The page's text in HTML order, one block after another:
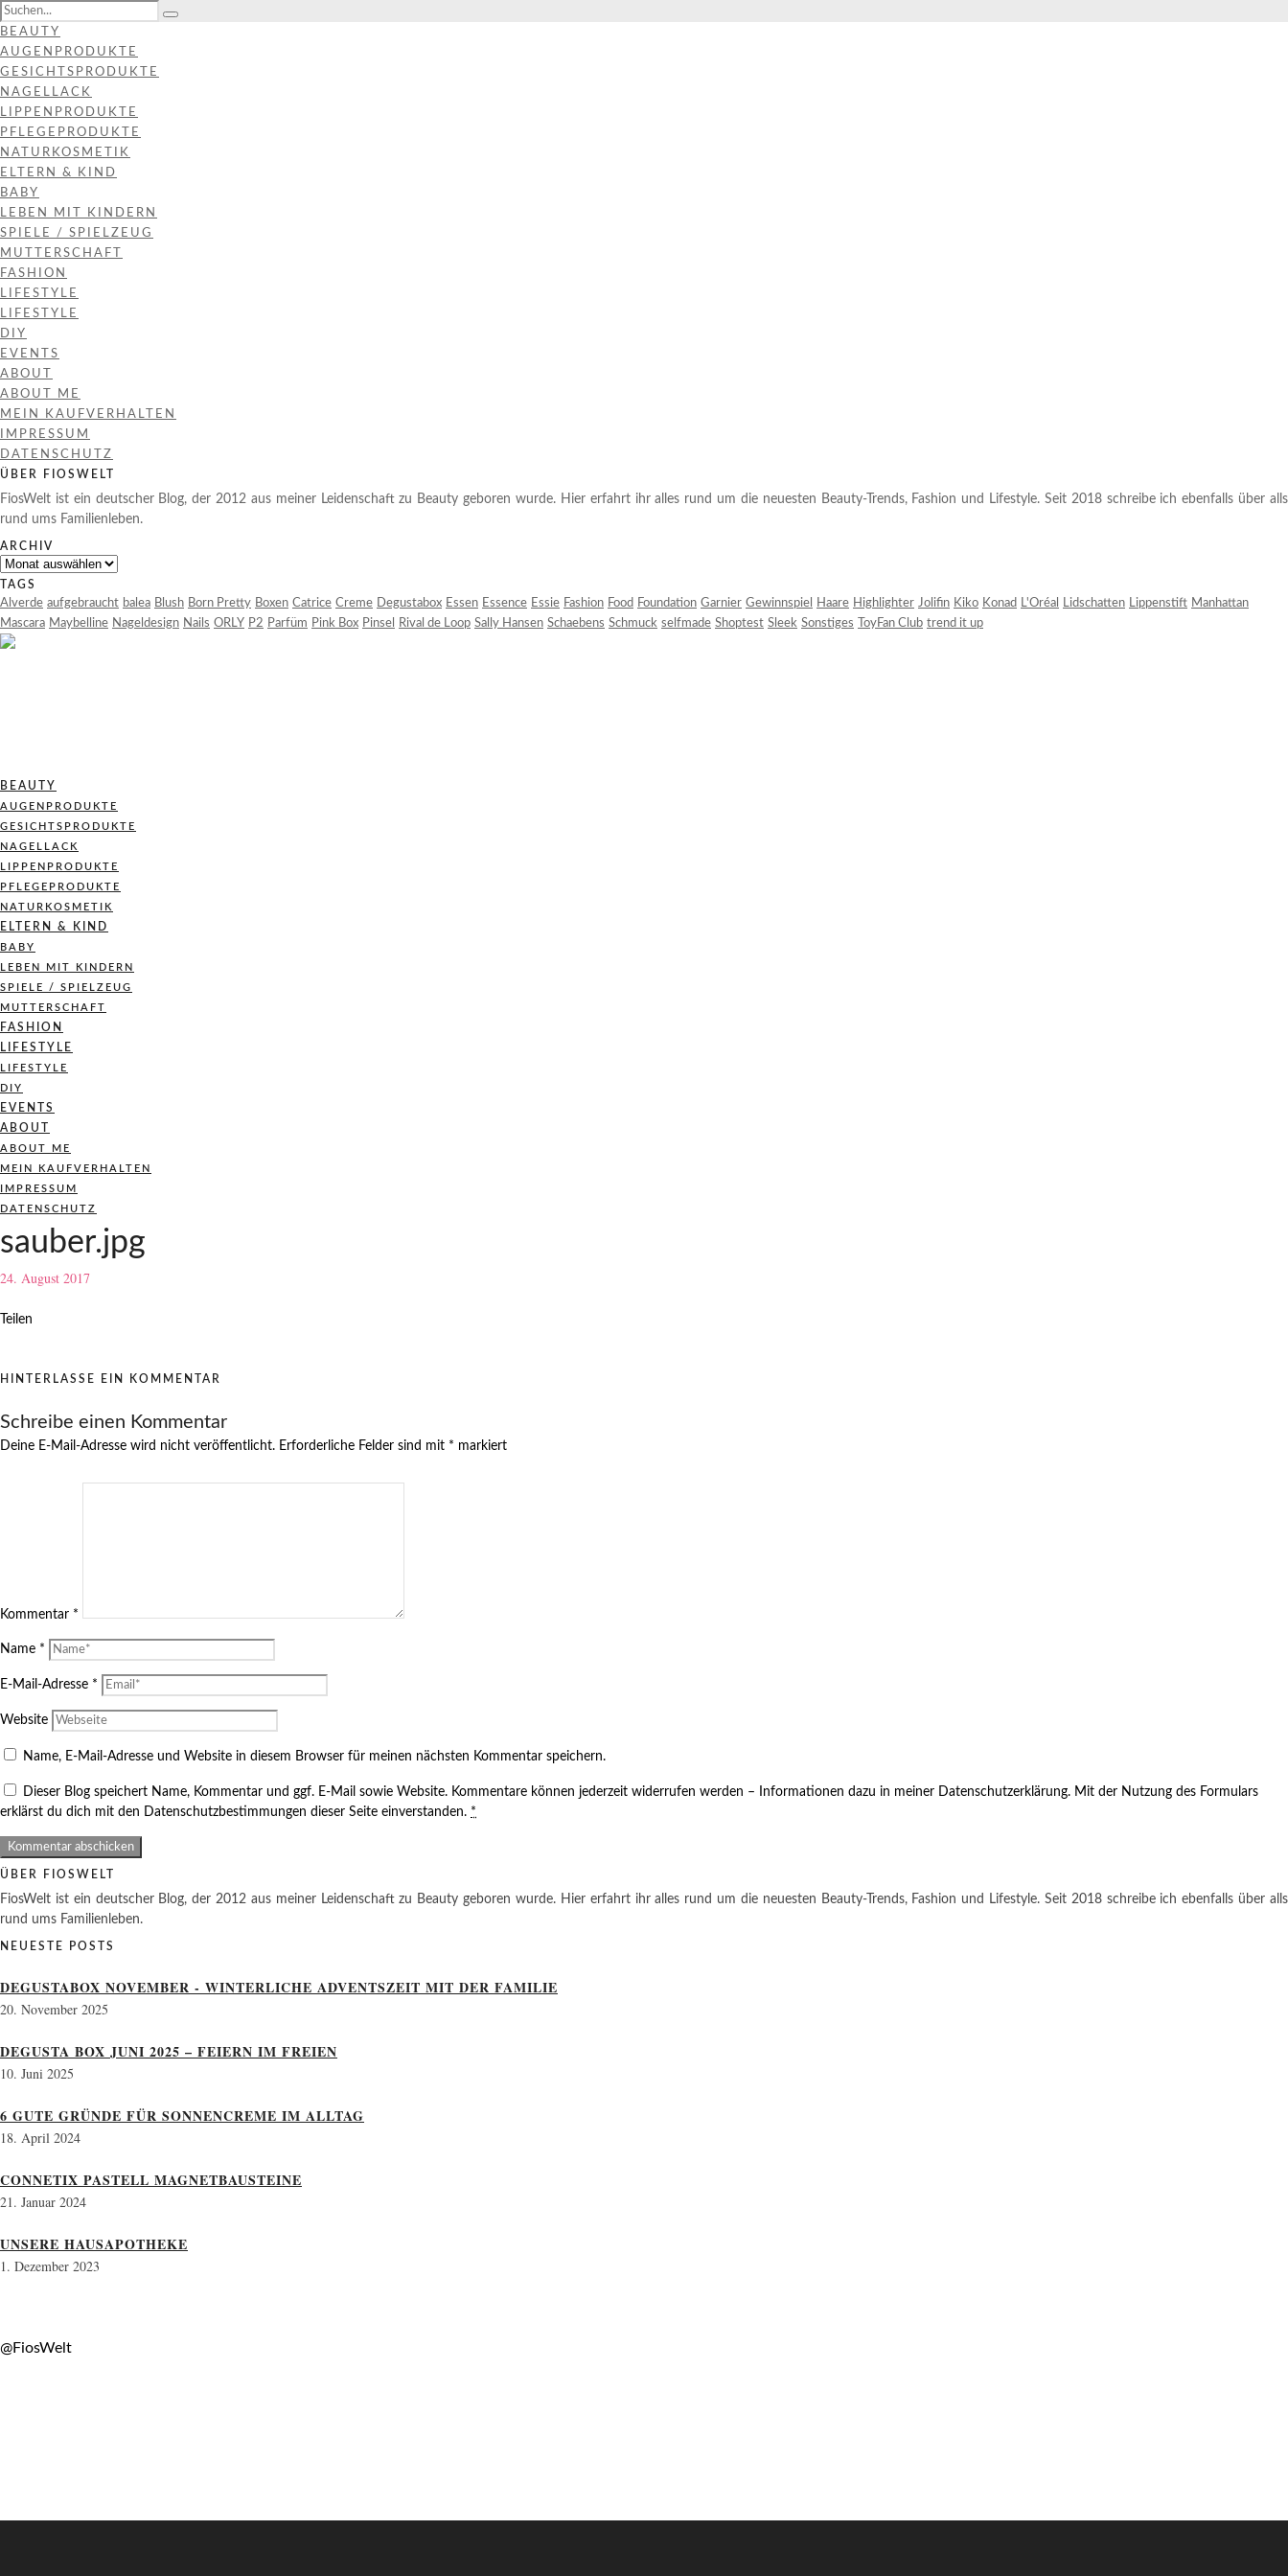
BEAUTY
AUGENPRODUKTE
GESICHTSPRODUKTE
NAGELLACK
LIPPENPRODUKTE
PFLEGEPRODUKTE
NATURKOSMETIK
ELTERN & KIND
BABY
LEBEN MIT KINDERN
SPIELE / SPIELZEUG
MUTTERSCHAFT
FASHION
LIFESTYLE
LIFESTYLE
DIY
EVENTS
ABOUT
ABOUT ME
MEIN KAUFVERHALTEN
IMPRESSUM
DATENSCHUTZ
ÜBER FIOSWELT
FiosWelt ist ein deutscher Blog, der 2012 aus meiner Leidenschaft zu Beauty geboren wurde. Hier erfahrt ihr alles rund um die neuesten Beauty-Trends, Fashion und Lifestyle. Seit 2018 schreibe ich ebenfalls über alls
rund ums Familienleben.
ARCHIV
Archiv
TAGS
Alverde aufgebraucht balea Blush Born Pretty Boxen Catrice Creme Degustabox Essen Essence Essie Fashion Food Foundation Garnier Gewinnspiel Haare Highlighter Jolifin Kiko Konad L'Oréal Lidschatten Lippenstift Manhattan
Mascara Maybelline Nageldesign Nails ORLY P2 Parfüm Pink Box Pinsel Rival de Loop Sally Hansen Schaebens Schmuck selfmade Shoptest Sleek Sonstiges ToyFan Club trend it up
BEAUTY
AUGENPRODUKTE
GESICHTSPRODUKTE
NAGELLACK
LIPPENPRODUKTE
PFLEGEPRODUKTE
NATURKOSMETIK
ELTERN & KIND
BABY
LEBEN MIT KINDERN
SPIELE / SPIELZEUG
MUTTERSCHAFT
FASHION
LIFESTYLE
LIFESTYLE
DIY
EVENTS
ABOUT
ABOUT ME
MEIN KAUFVERHALTEN
IMPRESSUM
DATENSCHUTZ
sauber.jpg
24. August 2017
Teilen
HINTERLASSE EIN KOMMENTAR
Schreibe einen Kommentar
Deine E-Mail-Adresse wird nicht veröffentlicht. Erforderliche Felder sind mit * markiert
Kommentar *
Name *
E-Mail-Adresse *
Website
Name, E-Mail-Adresse und Website in diesem Browser für meinen nächsten Kommentar speichern.
Dieser Blog speichert Name, Kommentar und ggf. E-Mail sowie Website. Kommentare können jederzeit widerrufen werden – Informationen dazu in meiner Datenschutzerklärung. Mit der Nutzung des Formulars
erklärst du dich mit den Datenschutzbestimmungen dieser Seite einverstanden. *
ÜBER FIOSWELT
FiosWelt ist ein deutscher Blog, der 2012 aus meiner Leidenschaft zu Beauty geboren wurde. Hier erfahrt ihr alles rund um die neuesten Beauty-Trends, Fashion und Lifestyle. Seit 2018 schreibe ich ebenfalls über alls
rund ums Familienleben.
NEUESTE POSTS
DEGUSTABOX NOVEMBER - WINTERLICHE ADVENTSZEIT MIT DER FAMILIE
20. November 2025
DEGUSTA BOX JUNI 2025 – FEIERN IM FREIEN
10. Juni 2025
6 GUTE GRÜNDE FÜR SONNENCREME IM ALLTAG
18. April 2024
CONNETIX PASTELL MAGNETBAUSTEINE
21. Januar 2024
UNSERE HAUSAPOTHEKE
1. Dezember 2023
@FiosWelt